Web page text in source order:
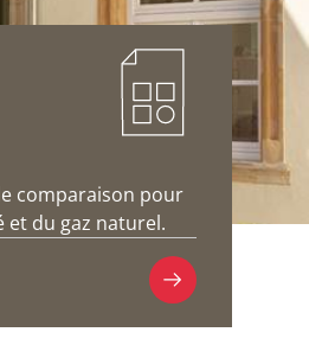
comparaison pour
et du gaz naturel.